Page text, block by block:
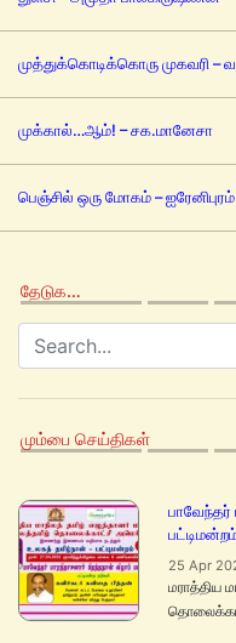
முத்துக்கொடிக்கொரு முகவரி –
முக்கால்…ஆம்! – சக.மானேசா
பெஞ்சில் ஒரு மோகம் –
தேடுக…
மும்பை செய்திகள்
பாவேந்தர்
25 Apr
மராத்திய